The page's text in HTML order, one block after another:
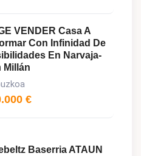
VENDER Casa A
Con Infinidad De
En Narvaja-
Millán
€
Baserria ATAUN